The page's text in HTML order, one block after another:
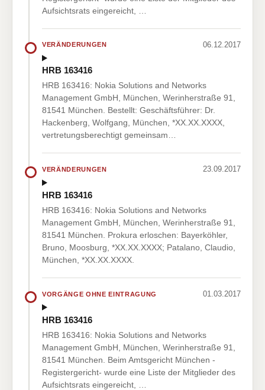
Aufsichtsrats eingereicht, …
VERÄNDERUNGEN 06.12.2017
HRB 163416
HRB 163416: Nokia Solutions and Networks
Management GmbH, München, Werinherstraße 91,
81541 München. Bestellt: Geschäftsführer: Dr.
Hackenberg, Wolfgang, München, *XX.XX.XXXX,
vertretungsberechtigt gemeinsam…
VERÄNDERUNGEN 23.09.2017
HRB 163416
HRB 163416: Nokia Solutions and Networks
Management GmbH, München, Werinherstraße 91,
81541 München. Prokura erloschen: Bayerköhler,
Bruno, Moosburg, *XX.XX.XXXX; Patalano, Claudio,
München, *XX.XX.XXXX.
VORGÄNGE OHNE EINTRAGUNG 01.03.2017
HRB 163416
HRB 163416: Nokia Solutions and Networks
Management GmbH, München, Werinherstraße 91,
81541 München. Beim Amtsgericht München -
Registergericht- wurde eine Liste der Mitglieder des
Aufsichtsrats eingereicht, …